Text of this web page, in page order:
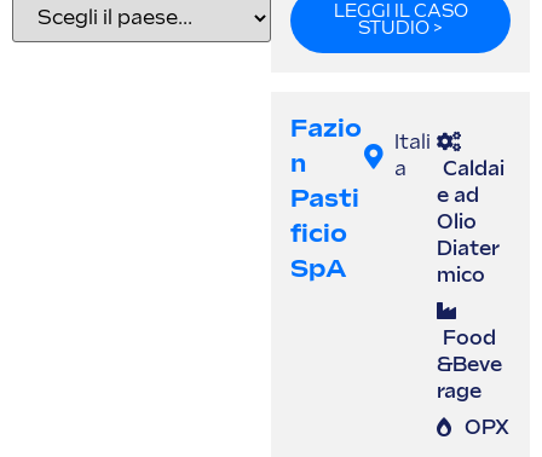
LEGGI IL CASO
STUDIO >
Fazio
N
Pasti
Ficio
SpA
Itali
a
Caldai
e ad
Olio
Diater
mico
Food
&Beve
rage
OPX